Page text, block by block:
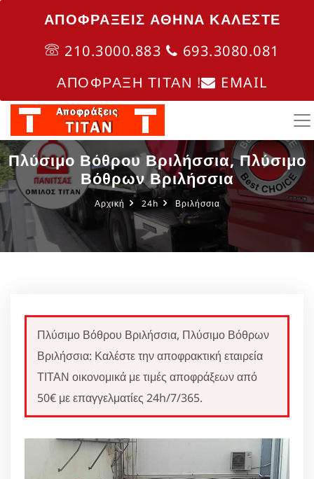
ΑΠΟΦΡΑΞΕΙΣ ΑΘΗΝΑ ΚΑΛΈΣΤΕ
210.3000.883
693.3080.081
ΑΠΟΦΡΑΞΗ ΤΙΤΑΝ !
EMAIL
Πλύσιμο Βόθρου Βριλήσσια, Πλύσιμο
Βόθρων Βριλήσσια
Αρχική 24h Βριλήσσια
Πλύσιμο Βόθρου Βριλήσσια, Πλύσιμο Βόθρων
Βριλήσσια: Καλέστε την αποφρακτική εταιρεία
ΤΙΤΑΝ οικονομικά με τιμές αποφράξεων από
50€ με επαγγελματίες 24h/7/365.